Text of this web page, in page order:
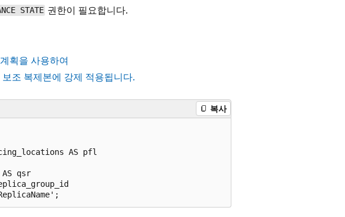
STATE 권한이 필요합니다.
계획을 사용하여
보조 복제본에 강제 적용됩니다.
복사
AS pfl
AS qsr